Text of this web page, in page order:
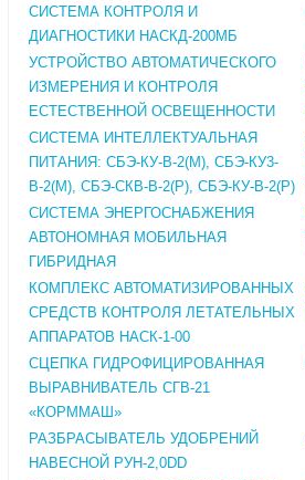
СИСТЕМА КОНТРОЛЯ И
ДИАГНОСТИКИ НАСКД-200МБ
УСТРОЙСТВО АВТОМАТИЧЕСКОГО
ИЗМЕРЕНИЯ И КОНТРОЛЯ
ЕСТЕСТВЕННОЙ ОСВЕЩЕННОСТИ
СИСТЕМА ИНТЕЛЛЕКТУАЛЬНАЯ
ПИТАНИЯ: СБЭ-КУ-В-2(М), СБЭ-КУ3-
В-2(М), СБЭ-СКВ-В-2(Р), СБЭ-КУ-В-2(Р)
СИСТЕМА ЭНЕРГОСНАБЖЕНИЯ
АВТОНОМНАЯ МОБИЛЬНАЯ
ГИБРИДНАЯ
КОМПЛЕКС АВТОМАТИЗИРОВАННЫХ
СРЕДСТВ КОНТРОЛЯ ЛЕТАТЕЛЬНЫХ
АППАРАТОВ НАСК-1-00
СЦЕПКА ГИДРОФИЦИРОВАННАЯ
ВЫРАВНИВАТЕЛЬ СГВ-21
«КОРММАШ»
РАЗБРАСЫВАТЕЛЬ УДОБРЕНИЙ
НАВЕСНОЙ РУН-2,0DD